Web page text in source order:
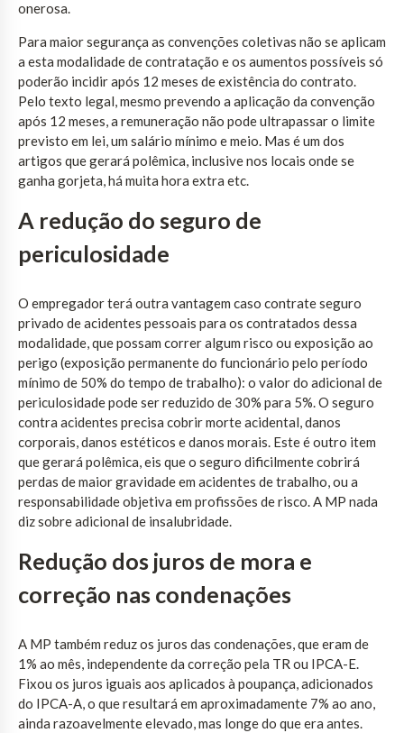
onerosa.
Para maior segurança as convenções coletivas não se aplicam
a esta modalidade de contratação e os aumentos possíveis só
poderão incidir após 12 meses de existência do contrato.
Pelo texto legal, mesmo prevendo a aplicação da convenção
após 12 meses, a remuneração não pode ultrapassar o limite
previsto em lei, um salário mínimo e meio. Mas é um dos
artigos que gerará polêmica, inclusive nos locais onde se
ganha gorjeta, há muita hora extra etc.
A redução do seguro de
periculosidade
O empregador terá outra vantagem caso contrate seguro
privado de acidentes pessoais para os contratados dessa
modalidade, que possam correr algum risco ou exposição ao
perigo (exposição permanente do funcionário pelo período
mínimo de 50% do tempo de trabalho): o valor do adicional de
periculosidade pode ser reduzido de 30% para 5%. O seguro
contra acidentes precisa cobrir morte acidental, danos
corporais, danos estéticos e danos morais. Este é outro item
que gerará polêmica, eis que o seguro dificilmente cobrirá
perdas de maior gravidade em acidentes de trabalho, ou a
responsabilidade objetiva em profissões de risco. A MP nada
diz sobre adicional de insalubridade.
Redução dos juros de mora e
correção nas condenações
A MP também reduz os juros das condenações, que eram de
1% ao mês, independente da correção pela TR ou IPCA-E.
Fixou os juros iguais aos aplicados à poupança, adicionados
do IPCA-A, o que resultará em aproximadamente 7% ao ano,
ainda razoavelmente elevado, mas longe do que era antes.